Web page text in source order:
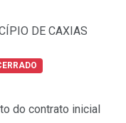
DE CAXIAS
do contrato inicial